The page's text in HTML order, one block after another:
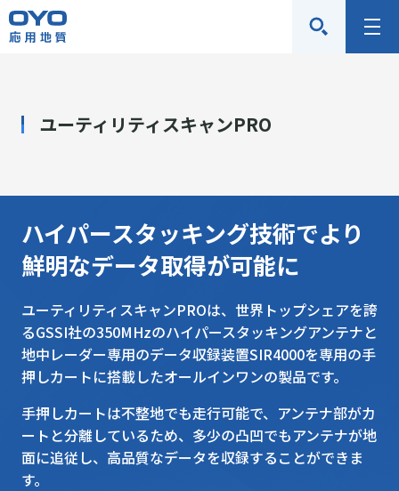
応
用
社
メ
ユーティリティスキャンPRO
ハイパースタッキング技術でより
鮮明なデータ取得が可能に
ユーティリティスキャンPROは、世界トップシェアを誇
るGSSI社の350MHzのハイパースタッキングアンテナと
地中レーダー専用のデータ収録装置SIR4000を専用の手
押しカートに搭載したオールインワンの製品です。
手押しカートは不整地でも走行可能で、アンテナ部がカ
ートと分離しているため、多少の凸凹でもアンテナが地
面に追従し、高品質なデータを収録することができま
す。